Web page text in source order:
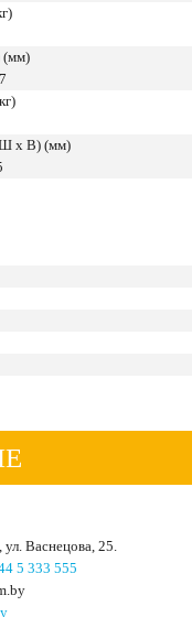
(мм)
Ш x В) (мм)
Васнецова, 25.
5 333 555